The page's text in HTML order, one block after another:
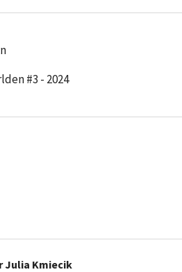
#3 - 2024
Julia Kmiecik